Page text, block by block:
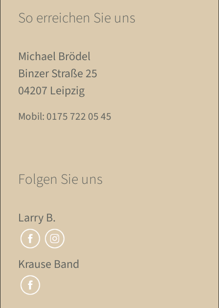
So erreichen Sie uns
Michael Brödel
Binzer Straße 25
04207 Leipzig
Mobil: 0175 722 05 45
Folgen Sie uns
Larry B.
Krause Band